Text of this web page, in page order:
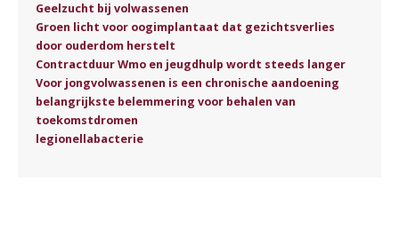
Geelzucht bij volwassenen
Groen licht voor oogimplantaat dat gezichtsverlies
door ouderdom herstelt
Contractduur Wmo en jeugdhulp wordt steeds langer
Voor jongvolwassenen is een chronische aandoening
belangrijkste belemmering voor behalen van
toekomstdromen
legionellabacterie